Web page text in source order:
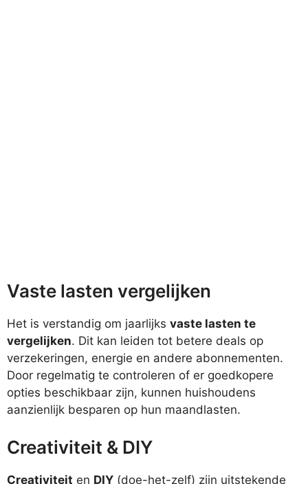
Vaste lasten vergelijken
Het is verstandig om jaarlijks vaste lasten te
vergelijken. Dit kan leiden tot betere deals op
verzekeringen, energie en andere abonnementen.
Door regelmatig te controleren of er goedkopere
opties beschikbaar zijn, kunnen huishoudens
aanzienlijk besparen op hun maandlasten.
Creativiteit & DIY
Creativiteit en DIY (doe-het-zelf) zijn uitstekende